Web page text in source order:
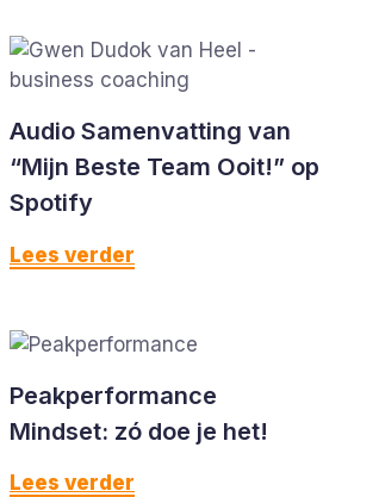
Audio Samenvatting van
“Mijn Beste Team Ooit!” op
Spotify
Lees verder
Peakperformance
Mindset: zó doe je het!
Lees verder